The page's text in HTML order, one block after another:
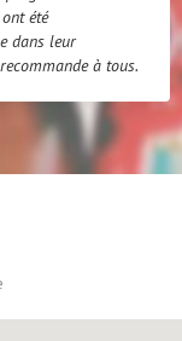
été
dans leur
à tous.